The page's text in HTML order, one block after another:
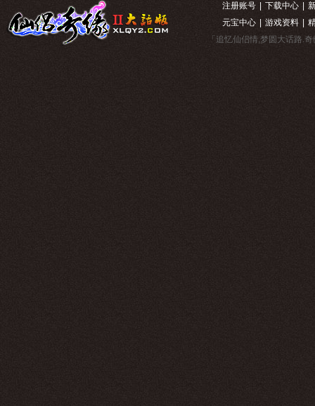
注册账号 下载中心
元宝中心
游戏资料
「追忆仙侣情,梦圆大话路.